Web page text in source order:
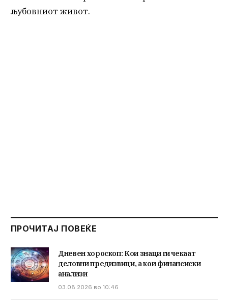
љубовниот живот.
ПРОЧИТАЈ ПОВЕЌЕ
Дневен хороскоп: Кои знаци ги чекаат
деловни предизвици, а кои финансиски
анализи
03.08.2026 во 10:46